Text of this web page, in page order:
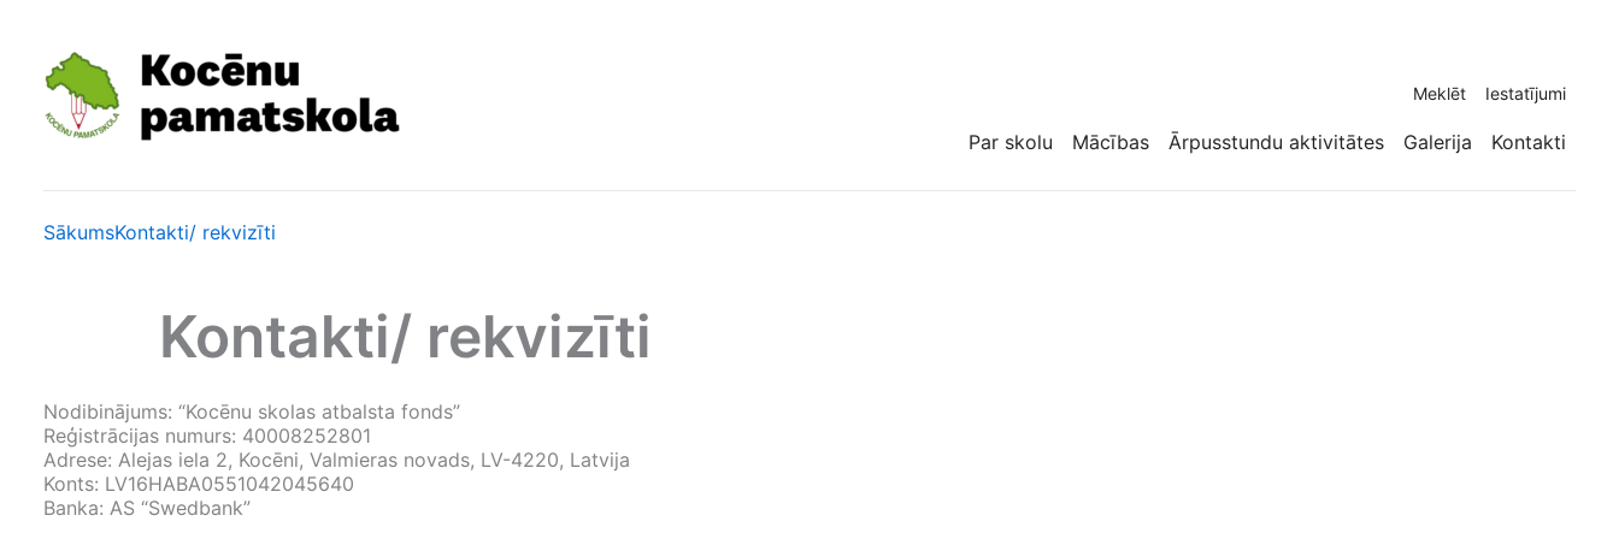
content
Meklēt Iestatījumi
Par skolu Mācības Ārpusstundu aktivitātes Galerija Kontakti
SākumsKontakti/ rekvizīti
Kontakti/ rekvizīti
Nodibinājums: “Kocēnu skolas atbalsta fonds”
Reģistrācijas numurs: 40008252801
Adrese: Alejas iela 2, Kocēni, Valmieras novads, LV-4220, Latvija
Konts: LV16HABA0551042045640
Banka: AS “Swedbank”